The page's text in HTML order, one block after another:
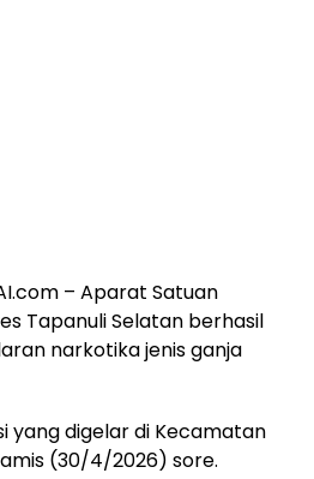
– Aparat Satuan
Tapanuli Selatan berhasil
narkotika jenis ganja
yang digelar di Kecamatan
(30/4/2026) sore.